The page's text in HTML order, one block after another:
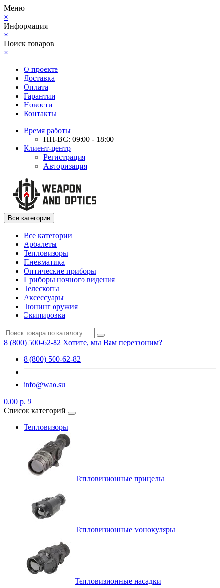
Меню
×
Информация
×
Поиск товаров
×
О проекте
Доставка
Оплата
Гарантии
Новости
Контакты
Время работы
ПН-ВС: 09:00 - 18:00
Клиент-центр
Регистрация
Авторизация
Все категории
Все категории
Арбалеты
Тепловизоры
Пневматика
Оптические приборы
Приборы ночного видения
Телескопы
Аксессуары
Тюнинг оружия
Экипировка
8 (800) 500-62-82 Хотите, мы Вам перезвоним?
8 (800) 500-62-82
info@wao.su
0.00 р. 0
Список категорий
Тепловизоры
Тепловизионные прицелы
Тепловизионные монокуляры
Тепловизионные насадки